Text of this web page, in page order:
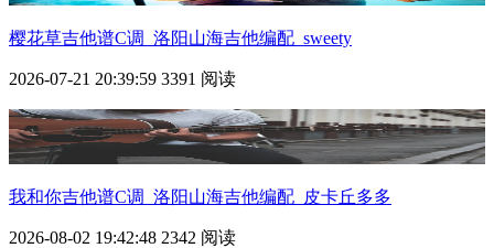
樱花草吉他谱C调_洛阳山海吉他编配_sweety
2026-07-21 20:39:59 3391 阅读
我和你吉他谱C调_洛阳山海吉他编配_皮卡丘多多
2026-08-02 19:42:48 2342 阅读